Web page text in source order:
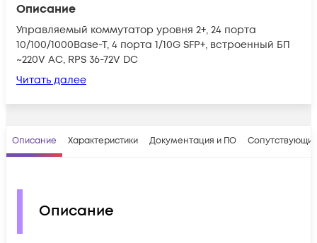
Описание
Управляемый коммутатор уровня 2+, 24 порта
10/100/1000Base-T, 4 порта 1/10G SFP+, встроенный БП
~220V AC, RPS 36-72V DC
Читать далее
Описание Характеристики Документация и ПО
Описание